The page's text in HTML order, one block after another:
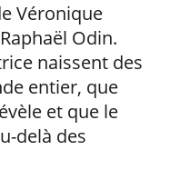
Véronique
Odin.
naissent des
entier, que
et que le
delà des